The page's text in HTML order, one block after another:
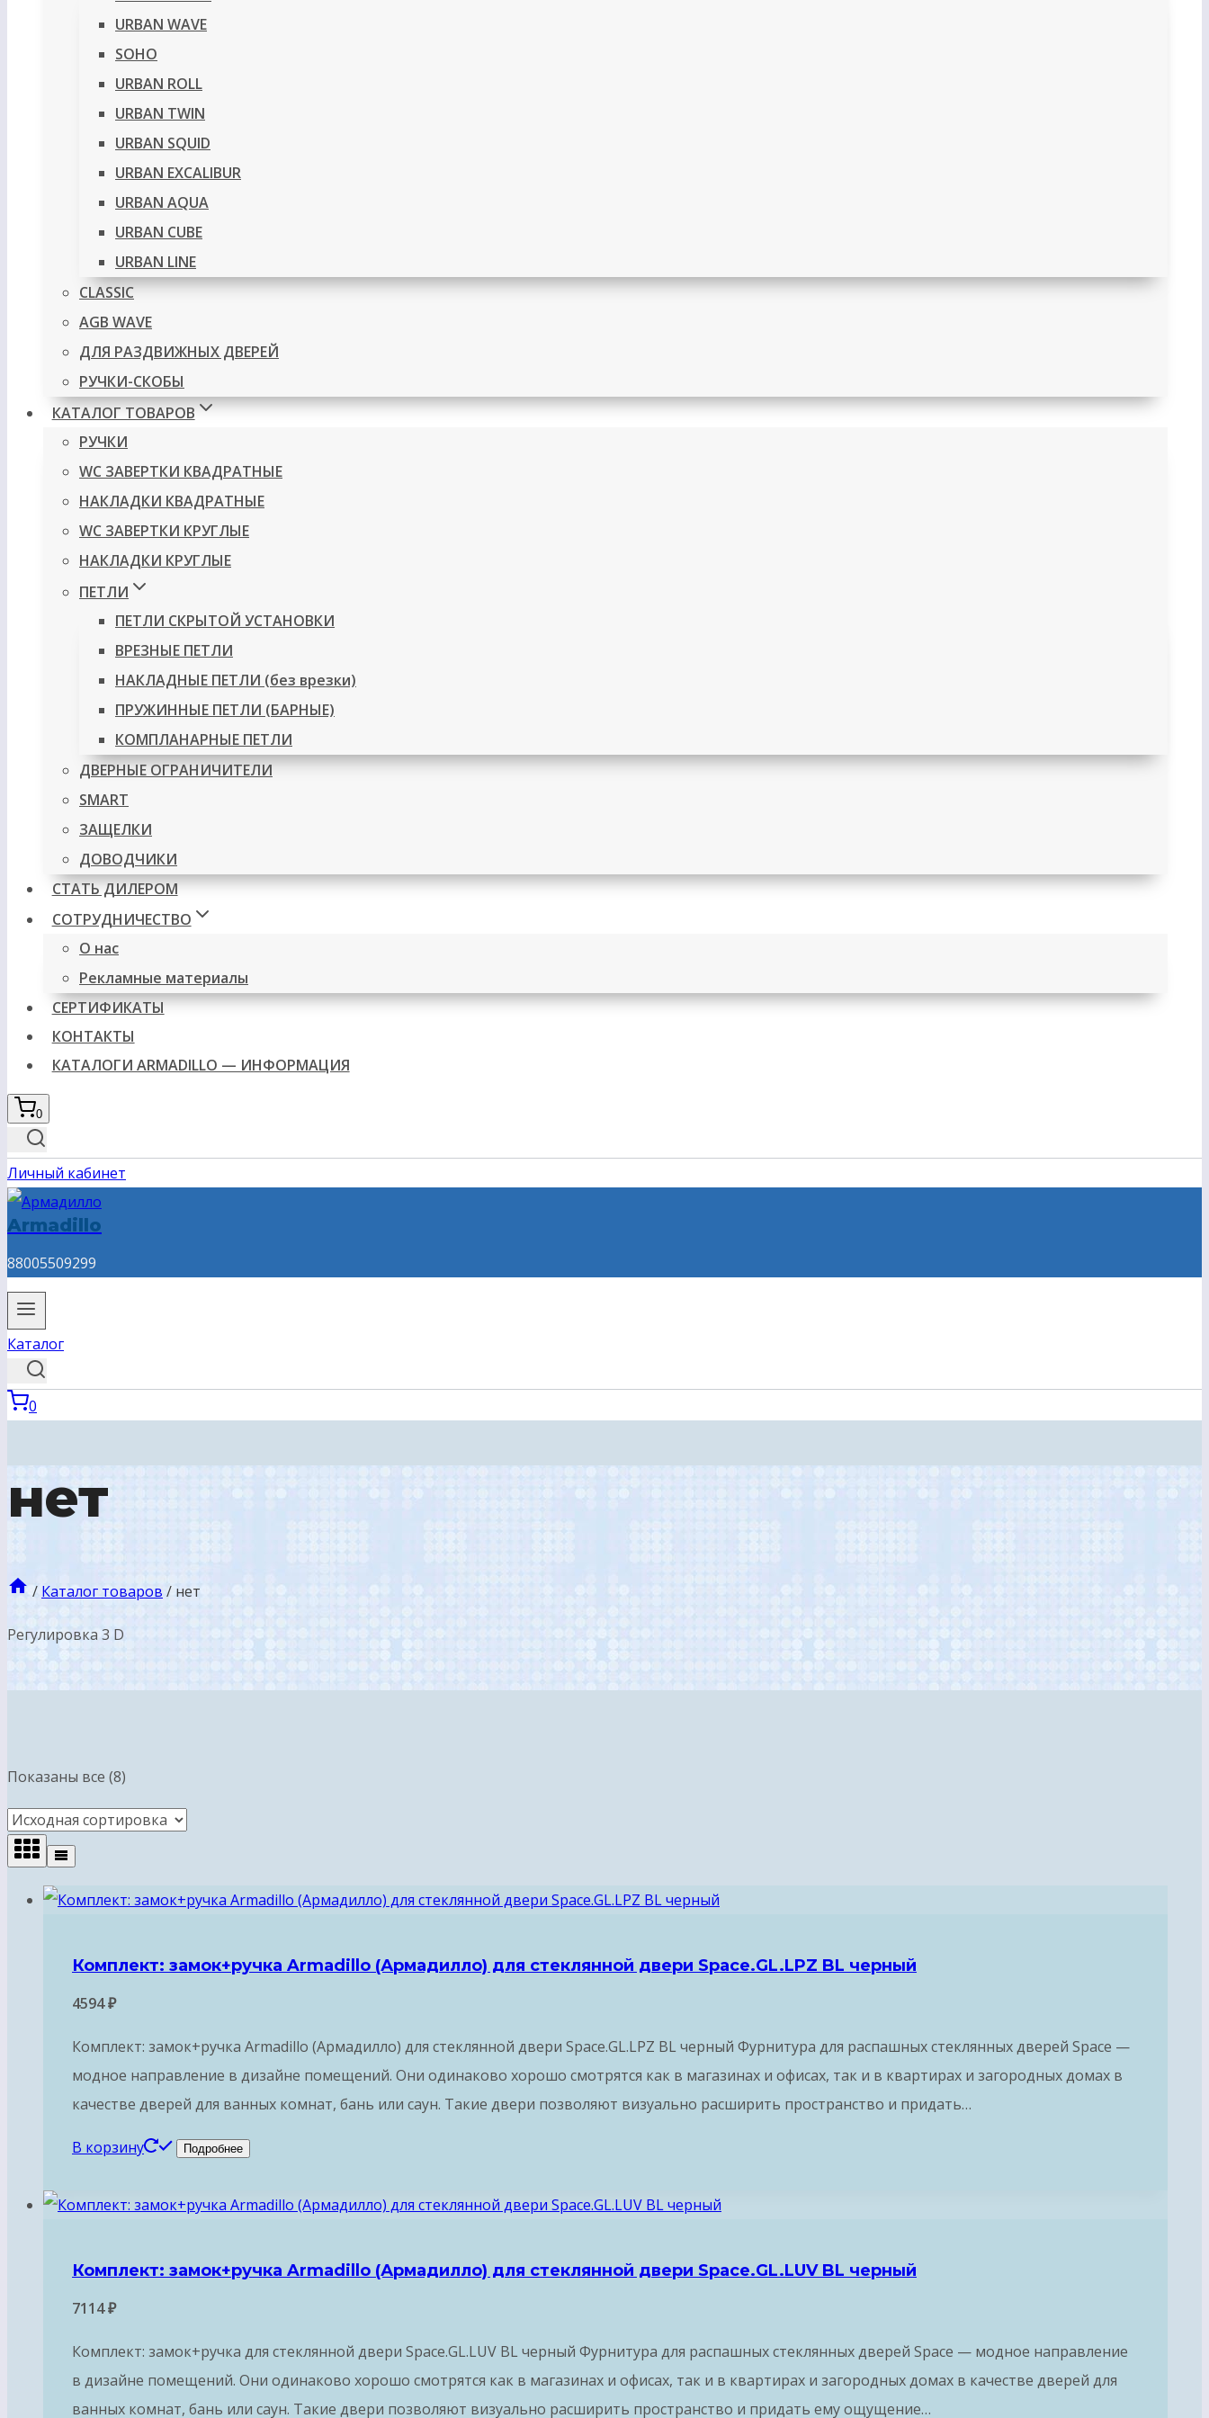
URBAN WAVE
SOHO
URBAN ROLL
URBAN TWIN
URBAN SQUID
URBAN EXCALIBUR
URBAN AQUA
URBAN CUBE
URBAN LINE
CLASSIC
AGB WAVE
ДЛЯ РАЗДВИЖНЫХ ДВЕРЕЙ
РУЧКИ-СКОБЫ
КАТАЛОГ ТОВАРОВ
РУЧКИ
WC ЗАВЕРТКИ КВАДРАТНЫЕ
НАКЛАДКИ КВАДРАТНЫЕ
WC ЗАВЕРТКИ КРУГЛЫЕ
НАКЛАДКИ КРУГЛЫЕ
ПЕТЛИ
ПЕТЛИ СКРЫТОЙ УСТАНОВКИ
ВРЕЗНЫЕ ПЕТЛИ
НАКЛАДНЫЕ ПЕТЛИ (без врезки)
ПРУЖИННЫЕ ПЕТЛИ (БАРНЫЕ)
КОМПЛАНАРНЫЕ ПЕТЛИ
ДВЕРНЫЕ ОГРАНИЧИТЕЛИ
SMART
ЗАЩЕЛКИ
ДОВОДЧИКИ
СТАТЬ ДИЛЕРОМ
СОТРУДНИЧЕСТВО
О нас
Рекламные материалы
СЕРТИФИКАТЫ
КОНТАКТЫ
КАТАЛОГИ ARMADILLO — ИНФОРМАЦИЯ
0
Личный кабинет
Armadillo
88005509299
Каталог
0
нет
/ Каталог товаров / нет
Регулировка 3 D
Показаны все (8)
Комплект: замок+ручка Armadillo (Армадилло) для стеклянной двери Space.GL.LPZ BL черный
4594₽
Комплект: замок+ручка Armadillo (Армадилло) для стеклянной двери Space.GL.LPZ BL черный Фурнитура для распашных стеклянных дверей Space —
модное направление в дизайне помещений. Они одинаково хорошо смотрятся как в магазинах и офисах, так и в квартирах и загородных домах в
качестве дверей для ванных комнат, бань или саун. Такие двери позволяют визуально расширить пространство и придать…
В корзину Подробнее
Комплект: замок+ручка Armadillo (Армадилло) для стеклянной двери Space.GL.LUV BL черный
7114₽
Комплект: замок+ручка для стеклянной двери Space.GL.LUV BL черный Фурнитура для распашных стеклянных дверей Space — модное направление
в дизайне помещений. Они одинаково хорошо смотрятся как в магазинах и офисах, так и в квартирах и загородных домах в качестве дверей для
ванных комнат, бань или саун. Такие двери позволяют визуально расширить пространство и придать ему ощущение…